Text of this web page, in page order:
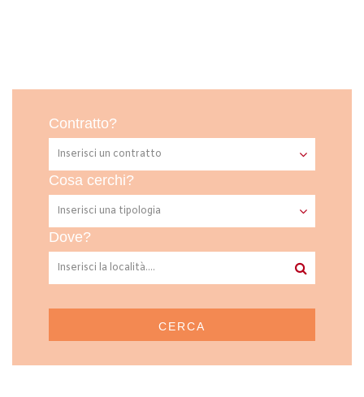
Contratto?
Cosa cerchi?
Dove?
CERCA